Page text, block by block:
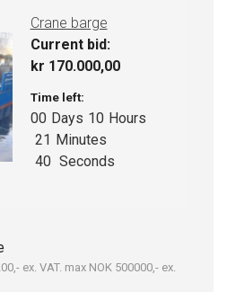
capstan 5 tonn 1 stk.
Begge med fotpedaler og
vinsj m.m.
TimeZero PRO med GPS
Ekkolodd: Furuno DFF1
Crane barge
Current bid:
kr 170.000,00
Time left:
00 Days 10 Hours
21 Minutes
39 Seconds
ex. VAT. max NOK 500000,- ex.